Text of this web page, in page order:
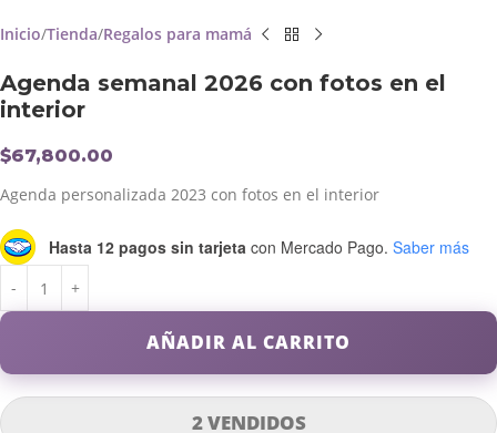
Inicio Tienda Regalos para mamá
Agenda semanal 2026 con fotos en el
interior
$67,800.00
Agenda personalizada 2023 con fotos en el interior
Hasta 12 pagos sin tarjeta con Mercado Pago. Saber más
AÑADIR AL CARRITO
2 VENDIDOS